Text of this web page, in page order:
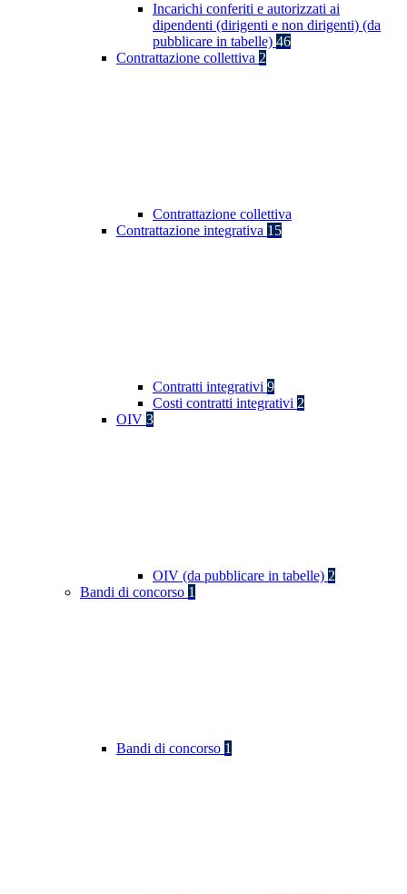
Incarichi conferiti e autorizzati ai
dipendenti (dirigenti e non dirigenti) (da
pubblicare in tabelle) 46
Contrattazione collettiva 2
Contrattazione collettiva
Contrattazione integrativa 15
Contratti integrativi 9
Costi contratti integrativi 2
OIV 3
OIV (da pubblicare in tabelle) 2
Bandi di concorso 1
Bandi di concorso 1